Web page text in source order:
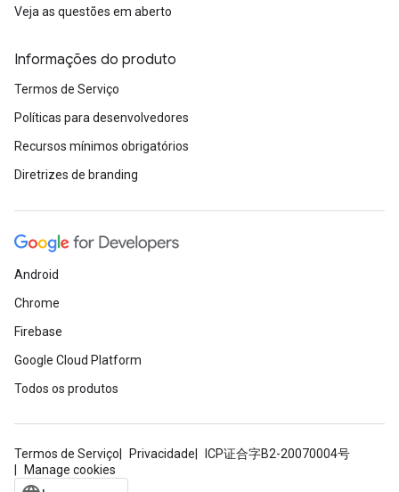
Veja as questões em aberto
Informações do produto
Termos de Serviço
Políticas para desenvolvedores
Recursos mínimos obrigatórios
Diretrizes de branding
Android
Chrome
Firebase
Google Cloud Platform
Todos os produtos
Termos de Serviço Privacidade
ICP证合字B2-20070004号
Manage cookies